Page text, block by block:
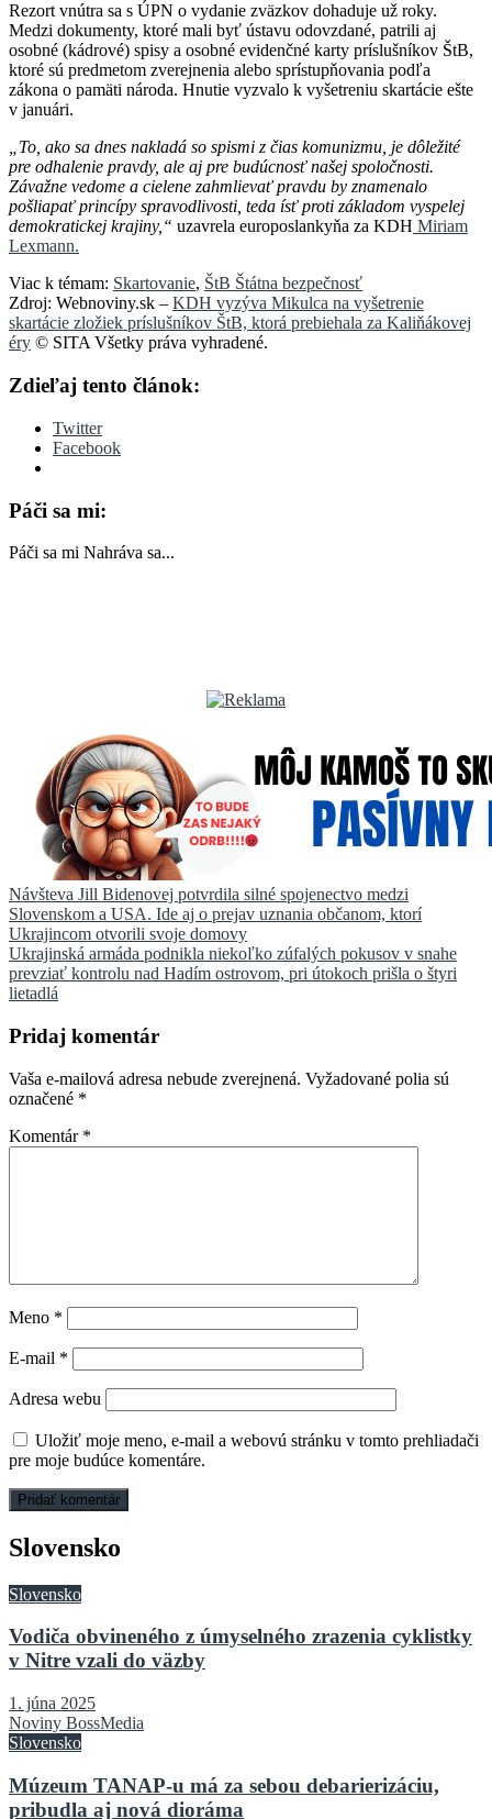
Rezort vnútra sa s ÚPN o vydanie zväzkov dohaduje už roky.
Medzi dokumenty, ktoré mali byť ústavu odovzdané, patrili aj
osobné (kádrové) spisy a osobné evidenčné karty príslušníkov ŠtB,
ktoré sú predmetom zverejnenia alebo sprístupňovania podľa
zákona o pamäti národa. Hnutie vyzvalo k vyšetreniu skartácie ešte
v januári.
„To, ako sa dnes nakladá so spismi z čias komunizmu, je dôležité
pre odhalenie pravdy, ale aj pre budúcnosť našej spoločnosti.
Závažne vedome a cielene zahmlievať pravdu by znamenalo
pošliapať princípy spravodlivosti, teda ísť proti základom vyspelej
demokratickej krajiny,“ uzavrela europoslankyňa za KDH Miriam
Lexmann.
Viac k témam: Skartovanie, ŠtB Štátna bezpečnosť
Zdroj: Webnoviny.sk – KDH vyzýva Mikulca na vyšetrenie
skartácie zložiek príslušníkov ŠtB, ktorá prebiehala za Kaliňákovej
éry © SITA Všetky práva vyhradené.
Zdieľaj tento článok:
Twitter
Facebook
Páči sa mi:
Páči sa mi Nahráva sa...
Navigácia
v
článku
Návšteva Jill Bidenovej potvrdila silné spojenectvo medzi
Slovenskom a USA. Ide aj o prejav uznania občanom, ktorí
Ukrajincom otvorili svoje domovy
Ukrajinská armáda podnikla niekoľko zúfalých pokusov v snahe
prevziať kontrolu nad Hadím ostrovom, pri útokoch prišla o štyri
lietadlá
Pridaj komentár
Vaša e-mailová adresa nebude zverejnená. Vyžadované polia sú
označené *
Komentár *
Meno *
E-mail *
Adresa webu
Uložiť moje meno, e-mail a webovú stránku v tomto prehliadači
pre moje budúce komentáre.
Slovensko
Slovensko
Vodiča obvineného z úmyselného zrazenia cyklistky
v Nitre vzali do väzby
1. júna 2025
Noviny BossMedia
Slovensko
Múzeum TANAP-u má za sebou debarierizáciu,
pribudla aj nová dioráma